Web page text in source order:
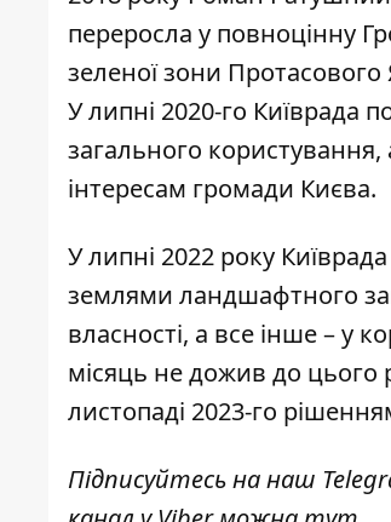
переросла у повноцінну
зеленої зони
У липні 2020-го Київрада
загального
інтересам громади Києва.
У липні 2022 року
землями ландшафтного
власності, а все інше – у
місяць не дожив до цього
листопаді 2023-го
Підписуйтесь на наш